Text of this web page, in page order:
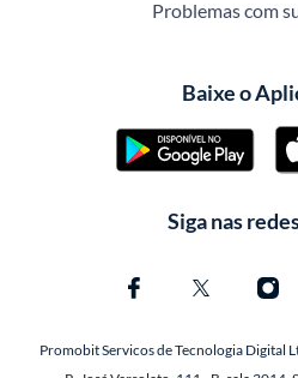
Problemas com
Baixe o
Siga nas
Promobit Servicos de Tecnologia Digital